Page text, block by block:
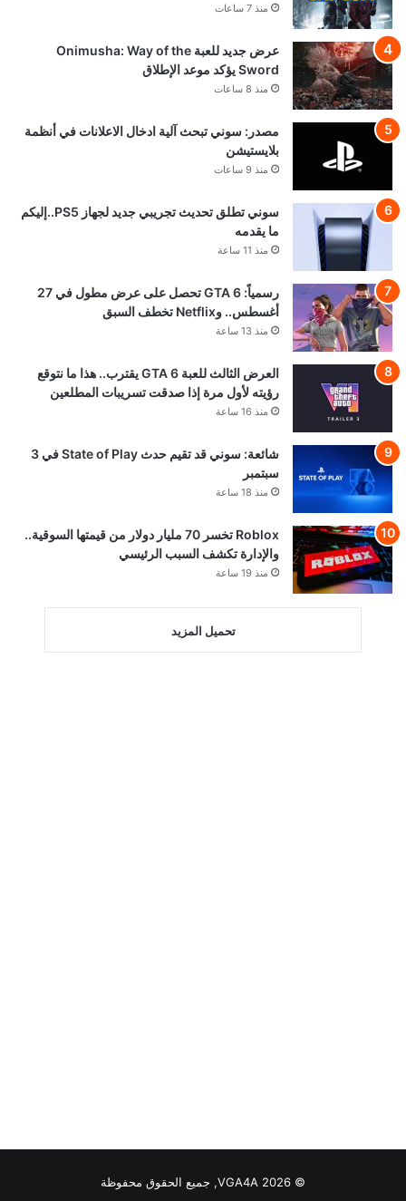
منذ 7 ساعات
عرض جديد للعبة Onimusha: Way of the
Sword يؤكد موعد الإطلاق
منذ 8 ساعات
مصدر: سوني تبحث آلية ادخال الاعلانات في أنظمة
بلايستيشن
منذ 9 ساعات
سوني تطلق تحديث تجريبي جديد لجهاز PS5..إليكم
ما يقدمه
منذ 11 ساعة
رسمياً: GTA 6 تحصل على عرض مطول في 27
أغسطس.. وNetflix تخطف السبق
منذ 13 ساعة
العرض الثالث للعبة GTA 6 يقترب.. هذا ما نتوقع
رؤيته لأول مرة إذا صدقت تسريبات المطلعين
منذ 16 ساعة
شائعة: سوني قد تقيم حدث State of Play في 3
سبتمبر
منذ 18 ساعة
Roblox تخسر 70 مليار دولار من قيمتها السوقية..
والإدارة تكشف السبب الرئيسي
منذ 19 ساعة
تحميل المزيد
© VGA4A 2026, جميع الحقوق محفوظة